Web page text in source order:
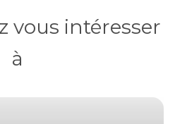
vous intéresser
à